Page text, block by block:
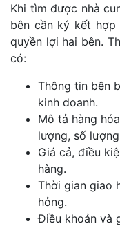
Khi tìm được nhà
bên cần ký kết
quyền lợi hai bên.
có:
Thông tin bên
kinh doanh.
Mô tả hàng
lượng, số
Giá cả, điều
hàng.
Thời gian giao
hỏng.
Điều khoản và